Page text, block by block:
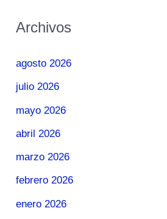
Archivos
agosto 2026
julio 2026
mayo 2026
abril 2026
marzo 2026
febrero 2026
enero 2026